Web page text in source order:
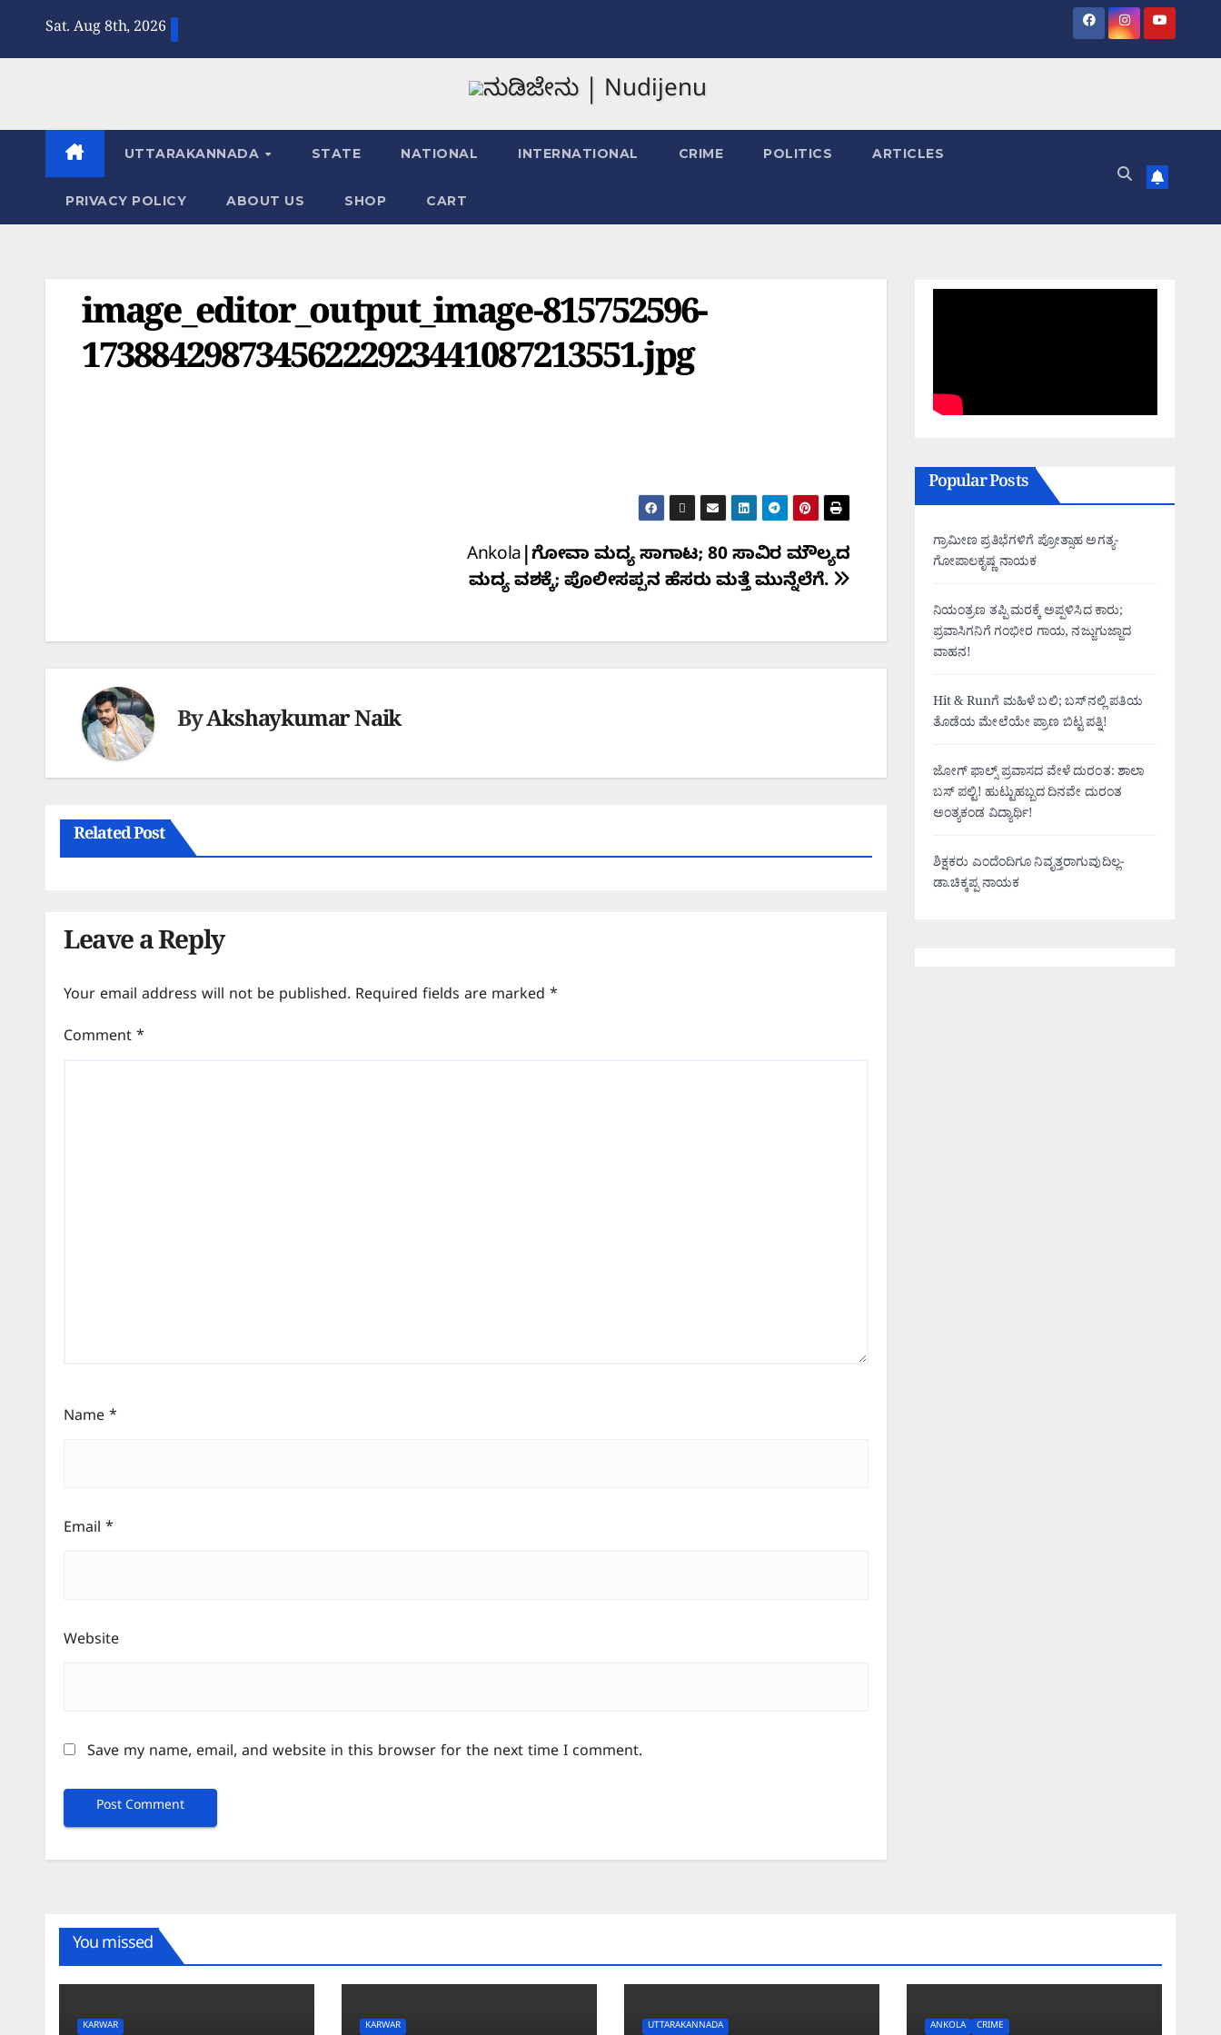
Sat. Aug 8th, 2026
UTTARAKANNADA STATE NATIONAL INTERNATIONAL CRIME POLITICS ARTICLES
PRIVACY POLICY ABOUT US SHOP CART
image_editor_output_image-815752596-
17388429873456222923441087213551.jpg
Ankola|ಗೋವಾ ಮದ್ಯ ಸಾಗಾಟ; 80 ಸಾವಿರ ಮೌಲ್ಯದ
ಮದ್ಯ ವಶಕ್ಕೆ; ಪೊಲೀಸಪ್ಪನ ಹೆಸರು ಮತ್ತೆ ಮುನ್ನೆಲೆಗೆ.
ByAkshaykumar Naik
Related Post
Leave a Reply
Your email address will not be published. Required fields are marked *
Comment *
Name *
Email *
Website
Save my name, email, and website in this browser for the next time I comment.
Popular Posts
ಗ್ರಾಮೀಣ ಪ್ರತಿಭೆಗಳಿಗೆ ಪ್ರೋತ್ಸಾಹ ಅಗತ್ಯ-
ಗೋಪಾಲಕೃಷ್ಣ ನಾಯಕ
ನಿಯಂತ್ರಣ ತಪ್ಪಿ ಮರಕ್ಕೆ ಅಪ್ಪಳಿಸಿದ ಕಾರು;
ಪ್ರವಾಸಿಗನಿಗೆ ಗಂಭೀರ ಗಾಯ, ನಜ್ಜುಗುಜ್ಜಾದ
ವಾಹನ!
Hit & Runಗೆ ಮಹಿಳೆ ಬಲಿ; ಬಸ್‌ನಲ್ಲಿ ಪತಿಯ
ತೊಡೆಯ ಮೇಲೆಯೇ ಪ್ರಾಣ ಬಿಟ್ಟ ಪತ್ನಿ!
ಜೋಗ್ ಫಾಲ್ಸ್ ಪ್ರವಾಸದ ವೇಳೆ ದುರಂತ: ಶಾಲಾ
ಬಸ್ ಪಲ್ಟಿ! ಹುಟ್ಟುಹಬ್ಬದ ದಿನವೇ ದುರಂತ
ಅಂತ್ಯಕಂಡ ವಿದ್ಯಾರ್ಥಿ!
ಶಿಕ್ಷಕರು ಎಂದೆಂದಿಗೂ ನಿವೃತ್ತರಾಗುವುದಿಲ್ಲ-
ಡಾ.ಚಿಕ್ಕಪ್ಪ ನಾಯಕ
You missed
KARWAR KARWAR UTTARAKANNADA ANKOLA CRIME